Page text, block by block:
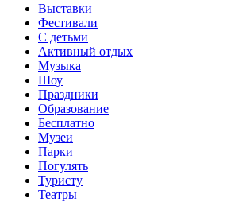
Выставки
Фестивали
С детьми
Активный отдых
Музыка
Шоу
Праздники
Образование
Бесплатно
Музеи
Парки
Погулять
Туристу
Театры